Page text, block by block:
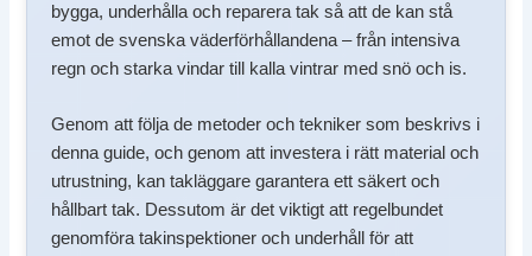
bygga, underhålla och reparera tak så att de kan stå
emot de svenska väderförhållandena – från intensiva
regn och starka vindar till kalla vintrar med snö och is.
Genom att följa de metoder och tekniker som beskrivs i
denna guide, och genom att investera i rätt material och
utrustning, kan takläggare garantera ett säkert och
hållbart tak. Dessutom är det viktigt att regelbundet
genomföra takinspektioner och underhåll för att